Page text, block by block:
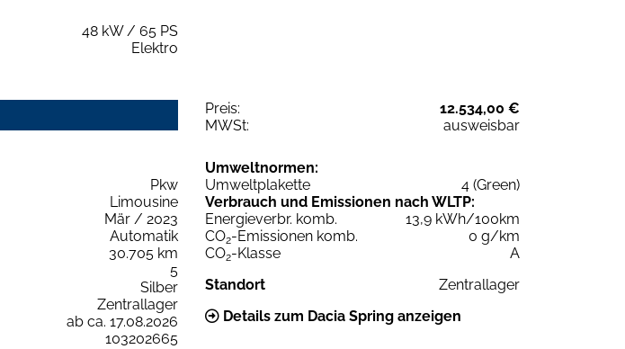
48 kW / 65 PS
Elektro
Preis:
12.534,00 €
MWSt:
ausweisbar
Pkw
Limousine
Mär / 2023
Automatik
30.705 km
5
Silber
Zentrallager
ab ca. 17.08.2026
103202665
Umweltnormen:
Umweltplakette
4 (Green)
Verbrauch und Emissionen nach WLTP:
Energieverbr. komb.
13,9 kWh/100km
CO2-Emissionen komb.
0 g/km
CO2-Klasse
A
Standort
Zentrallager
Details zum Dacia Spring anzeigen